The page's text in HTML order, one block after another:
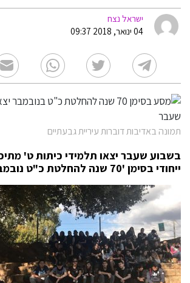
ישראל נצח
04 ינואר, 2018 09:37
תמונה באדיבות דוברות עיריית גבעתיים
בשבוע שעבר יצאו תלמידי כיתות ט'
ייחודי בסימן '70 שנה להחלטת כ"ט נובמבר".